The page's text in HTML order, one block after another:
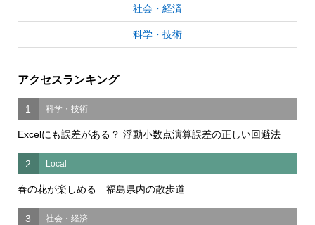
社会・経済
科学・技術
アクセスランキング
1 科学・技術
Excelにも誤差がある？ 浮動小数点演算誤差の正しい回避法
2 Local
春の花が楽しめる 福島県内の散歩道
3 社会・経済